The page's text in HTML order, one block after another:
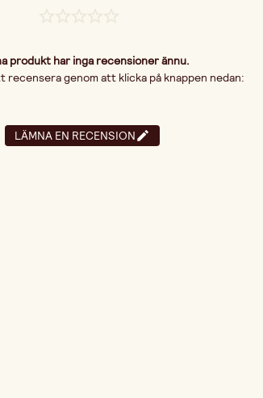
produkt har inga recensioner ännu.
recensera genom att klicka på knappen nedan:
LÄMNA EN RECENSION